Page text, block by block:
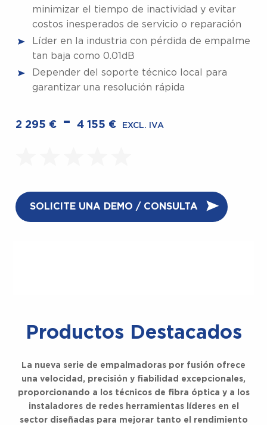
minimizar el tiempo de inactividad y evitar
costos inesperados de servicio o reparación
Líder en la industria con pérdida de empalme
tan baja como 0.01dB
Depender del soporte técnico local para
garantizar una resolución rápida
2 295 € -4 155 € EXCL. IVA
SOLICITE UNA DEMO / CONSULTA
Productos Destacados
La nueva serie de empalmadoras por fusión ofrece
una velocidad, precisión y fiabilidad excepcionales,
proporcionando a los técnicos de fibra óptica y a los
instaladores de redes herramientas líderes en el
sector diseñadas para mejorar tanto el rendimiento